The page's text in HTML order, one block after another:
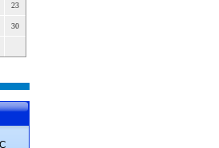
23
30